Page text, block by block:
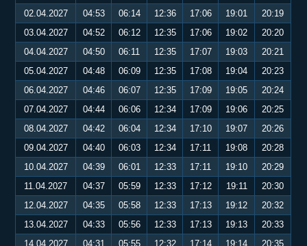
02.04.2027
04:53 06:14 12:36 17:06 19:01
20:19
03.04.2027
04:52 06:12 12:35 17:06 19:02
20:20
04.04.2027
04:50 06:11 12:35 17:07 19:03
20:21
05.04.2027
04:48 06:09 12:35 17:08 19:04
20:23
06.04.2027
04:46 06:07 12:35 17:09 19:05
20:24
07.04.2027
04:44 06:06 12:34 17:09 19:06
20:25
08.04.2027
04:42 06:04 12:34 17:10 19:07
20:26
09.04.2027
04:40 06:03 12:34 17:11 19:08
20:28
10.04.2027
04:39 06:01 12:33 17:11 19:10
20:29
11.04.2027
04:37 05:59 12:33 17:12 19:11
20:30
12.04.2027
04:35 05:58 12:33 17:13 19:12
20:32
13.04.2027
04:33 05:56 12:33 17:13 19:13
20:33
14.04.2027
04:31 05:55 12:32 17:14 19:14 20:35